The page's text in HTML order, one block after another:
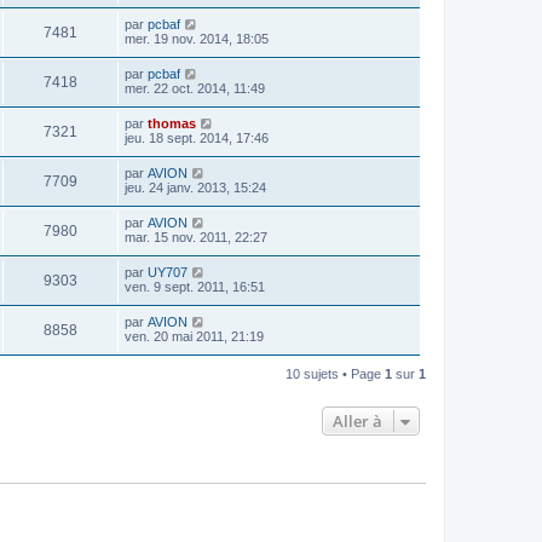
7481 par pcbaf
mer. 19 nov. 2014, 18:05
7418 par pcbaf
mer. 22 oct. 2014, 11:49
7321 par thomas
jeu. 18 sept. 2014, 17:46
7709 par AVION
jeu. 24 janv. 2013, 15:24
7980 par AVION
mar. 15 nov. 2011, 22:27
9303 par UY707
ven. 9 sept. 2011, 16:51
8858 par AVION
ven. 20 mai 2011, 21:19
10 sujets • Page 1 sur 1
Aller à